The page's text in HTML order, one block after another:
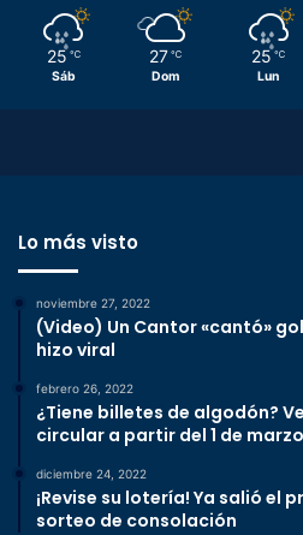
25 ℃
Sáb
27 ℃
Dom
25 ℃
Lun
Lo más visto
noviembre 27, 2022
(Video) Un Cantor «cantó»
hizo viral
febrero 26, 2022
¿Tiene billetes de algodón?
circular a partir del 1 de marzo
diciembre 24, 2022
¡Revise su lotería! Ya salió el
sorteo de consolación